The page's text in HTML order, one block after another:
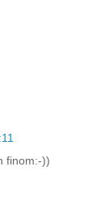
finom:-))